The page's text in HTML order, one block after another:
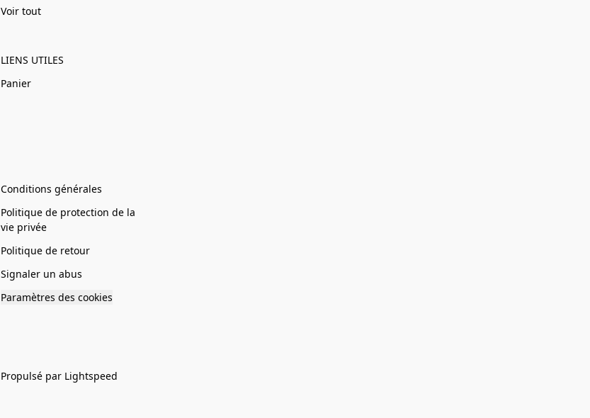
Voir tout
LIENS UTILES
Panier
Conditions générales
Politique de protection de la
vie privée
Politique de retour
Signaler un abus
Paramètres des cookies
Propulsé par Lightspeed